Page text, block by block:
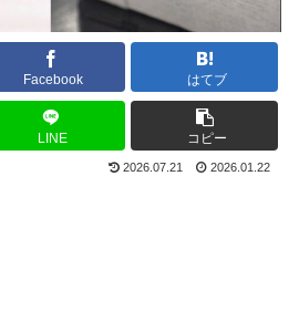
Facebook はてブ
LINE コピー
2026.07.21 2026.01.22